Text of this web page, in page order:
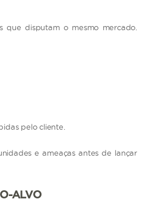
que disputam o mesmo mercado.
pelo cliente.
e ameaças antes de lançar
ALVO